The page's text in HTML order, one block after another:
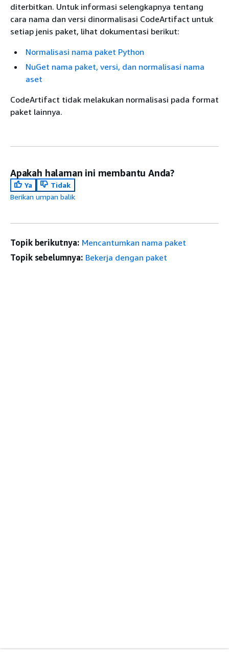
diterbitkan. Untuk informasi selengkapnya tentang
cara nama dan versi dinormalisasi CodeArtifact untuk
setiap jenis paket, lihat dokumentasi berikut:
Normalisasi nama paket Python
NuGet nama paket, versi, dan normalisasi nama
aset
CodeArtifact tidak melakukan normalisasi pada format
paket lainnya.
Apakah halaman ini membantu Anda?
Ya
Tidak
Berikan umpan balik
Topik berikutnya: Mencantumkan nama paket
Topik sebelumnya: Bekerja dengan paket